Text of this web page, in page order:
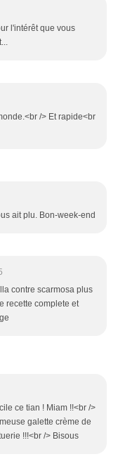
l'intérêt que vous
/> Et rapide<br
ait plu. Bon-week-end
contre scarmosa plus
recette complete et
ce tian ! Miam !!<br />
galette crème de
!!!<br /> Bisous